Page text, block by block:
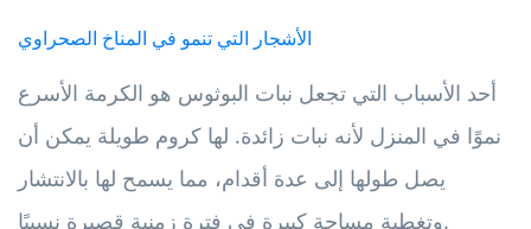
الأشجار التي تنمو في المناخ الصحراوي
أحد الأسباب التي تجعل نبات البوثوس هو الكرمة الأسرع
نموًا في المنزل لأنه نبات زائدة. لها كروم طويلة يمكن أن
يصل طولها إلى عدة أقدام، مما يسمح لها بالانتشار
وتغطية مساحة كبيرة في فترة زمنية قصيرة نسبيًا.